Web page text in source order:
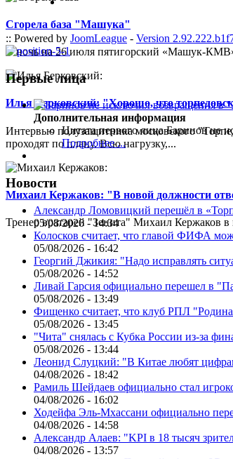
Сгорела база "Машука"
В ночь на 26 июля пятигорский «Машук-
Илья Берковский: "Хорошо, что
Интервью полузащитника московского
проходят по плану. Всю нагрузку,...
Михаил Кержаков: "В новой должности
Тренер вратарей "Зенита" Михаил Кержаков
:: Powered by JoomLeague - Version
Первые лица
Дополнительная информация
Цитата первого лица Баринов не
Подробнее ...
Новости
Александр Ломовицкий перешёл в
05/08/2026 - 14:34
Колосков считает, что главой ФИФА
05/08/2026 - 16:42
Георгий Джикия: "Надо исправлять
05/08/2026 - 14:52
Ливай Гарсия официально перешел в
05/08/2026 - 13:49
Фищенко считает, что клуб РПЛ
05/08/2026 - 13:45
"Чита" снялась с Кубка России из-за
05/08/2026 - 13:44
Леонид Слуцкий: "В Китае любят
04/08/2026 - 18:42
Рамиль Шейдаев официально стал
04/08/2026 - 16:02
Ходейфа Эль-Мхассани официально
04/08/2026 - 14:58
Александр Алаев: "KPI в 18 тысяч
04/08/2026 - 13:57